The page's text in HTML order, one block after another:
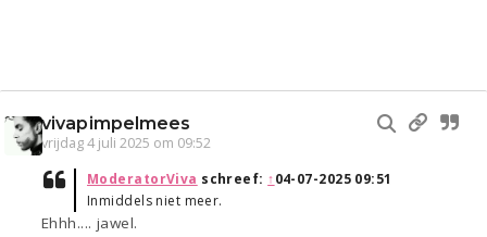
vivapimpelmees
vrijdag 4 juli 2025 om 09:52
ModeratorViva schreef: ↑04-07-2025 09:51
Inmiddels niet meer.
Ehhh.... jawel.